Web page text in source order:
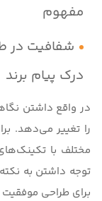
مفهوم
شفافیت در
درک پیام برند
در واقع داشتن
را تغییر می‌دهد.
مختلف با
توجه داشتن به
برای طراحی موفقیت